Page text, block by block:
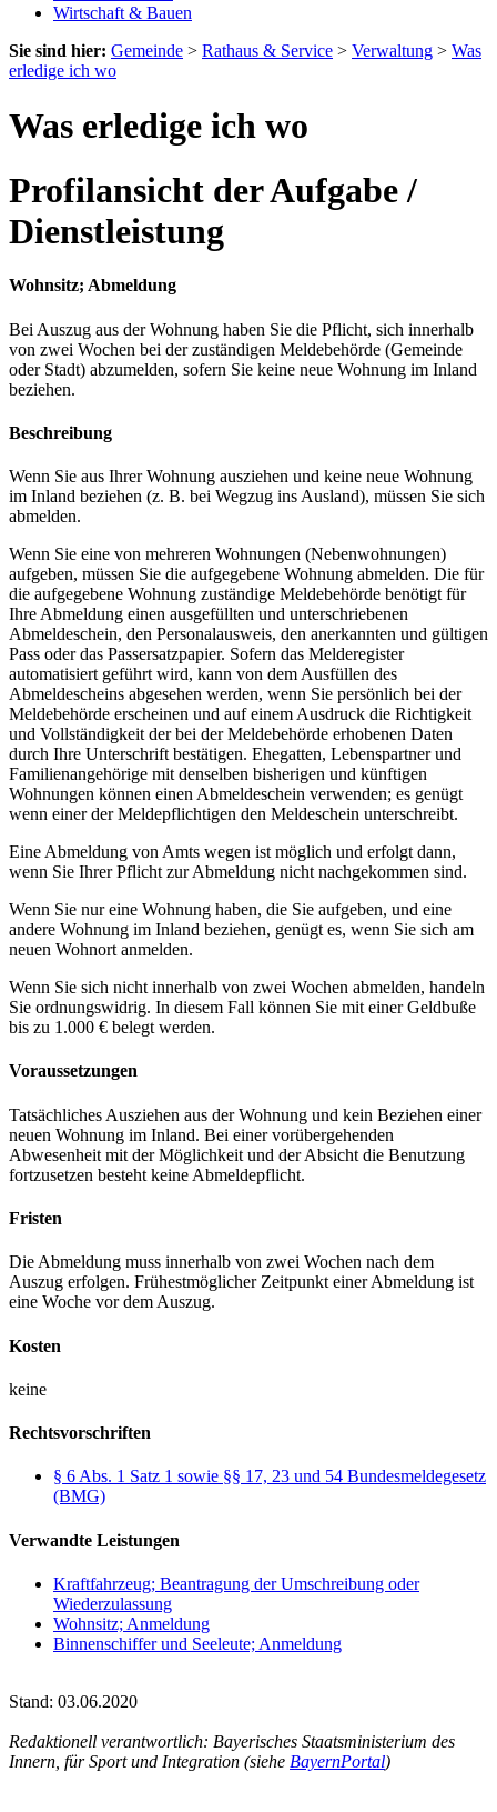
Wirtschaft & Bauen
Sie sind hier: Gemeinde > Rathaus & Service > Verwaltung > Was
erledige ich wo
Was erledige ich wo
Profilansicht der Aufgabe /
Dienstleistung
Wohnsitz; Abmeldung
Bei Auszug aus der Wohnung haben Sie die Pflicht, sich innerhalb
von zwei Wochen bei der zuständigen Meldebehörde (Gemeinde
oder Stadt) abzumelden, sofern Sie keine neue Wohnung im Inland
beziehen.
Beschreibung
Wenn Sie aus Ihrer Wohnung ausziehen und keine neue Wohnung
im Inland beziehen (z. B. bei Wegzug ins Ausland), müssen Sie sich
abmelden.
Wenn Sie eine von mehreren Wohnungen (Nebenwohnungen)
aufgeben, müssen Sie die aufgegebene Wohnung abmelden. Die für
die aufgegebene Wohnung zuständige Meldebehörde benötigt für
Ihre Abmeldung einen ausgefüllten und unterschriebenen
Abmeldeschein, den Personalausweis, den anerkannten und gültigen
Pass oder das Passersatzpapier. Sofern das Melderegister
automatisiert geführt wird, kann von dem Ausfüllen des
Abmeldescheins abgesehen werden, wenn Sie persönlich bei der
Meldebehörde erscheinen und auf einem Ausdruck die Richtigkeit
und Vollständigkeit der bei der Meldebehörde erhobenen Daten
durch Ihre Unterschrift bestätigen. Ehegatten, Lebenspartner und
Familienangehörige mit denselben bisherigen und künftigen
Wohnungen können einen Abmeldeschein verwenden; es genügt
wenn einer der Meldepflichtigen den Meldeschein unterschreibt.
Eine Abmeldung von Amts wegen ist möglich und erfolgt dann,
wenn Sie Ihrer Pflicht zur Abmeldung nicht nachgekommen sind.
Wenn Sie nur eine Wohnung haben, die Sie aufgeben, und eine
andere Wohnung im Inland beziehen, genügt es, wenn Sie sich am
neuen Wohnort anmelden.
Wenn Sie sich nicht innerhalb von zwei Wochen abmelden, handeln
Sie ordnungswidrig. In diesem Fall können Sie mit einer Geldbuße
bis zu 1.000 € belegt werden.
Voraussetzungen
Tatsächliches Ausziehen aus der Wohnung und kein Beziehen einer
neuen Wohnung im Inland. Bei einer vorübergehenden
Abwesenheit mit der Möglichkeit und der Absicht die Benutzung
fortzusetzen besteht keine Abmeldepflicht.
Fristen
Die Abmeldung muss innerhalb von zwei Wochen nach dem
Auszug erfolgen. Frühestmöglicher Zeitpunkt einer Abmeldung ist
eine Woche vor dem Auszug.
Kosten
keine
Rechtsvorschriften
§ 6 Abs. 1 Satz 1 sowie §§ 17, 23 und 54 Bundesmeldegesetz
(BMG)
Verwandte Leistungen
Kraftfahrzeug; Beantragung der Umschreibung oder
Wiederzulassung
Wohnsitz; Anmeldung
Binnenschiffer und Seeleute; Anmeldung
Stand: 03.06.2020
Redaktionell verantwortlich: Bayerisches Staatsministerium des
Innern, für Sport und Integration (siehe BayernPortal)